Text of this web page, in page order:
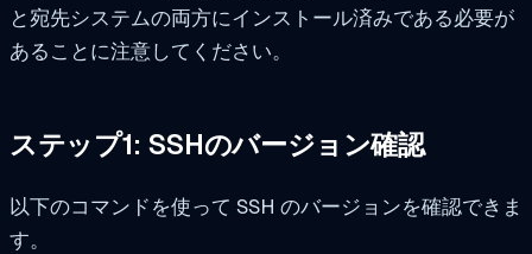
と宛先システムの両方にインストール済みである必要が
あることに注意してください。
ステップ1: SSHのバージョン確認
以下のコマンドを使って SSH のバージョンを確認できま
す。